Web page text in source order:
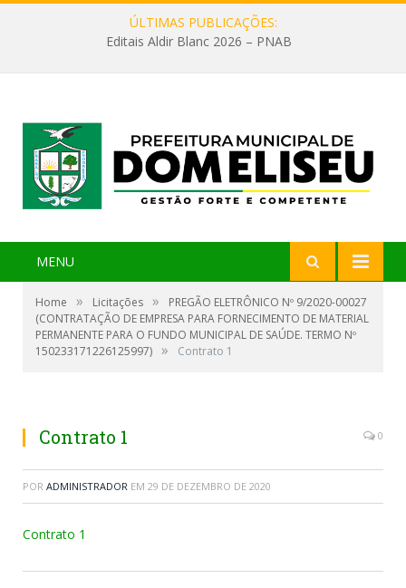
ÚLTIMAS PUBLICAÇÕES:
Editais Aldir Blanc 2026 – PNAB
MENU
Home » Licitações »
PREGÃO ELETRÔNICO Nº 9/2020-00027
(CONTRATAÇÃO DE EMPRESA PARA FORNECIMENTO DE MATERIAL
PERMANENTE PARA O FUNDO MUNICIPAL DE SAÚDE. TERMO Nº
150233171226125997) » Contrato 1
Contrato 1 0
POR ADMINISTRADOR EM 29 DE DEZEMBRO DE 2020
Contrato 1